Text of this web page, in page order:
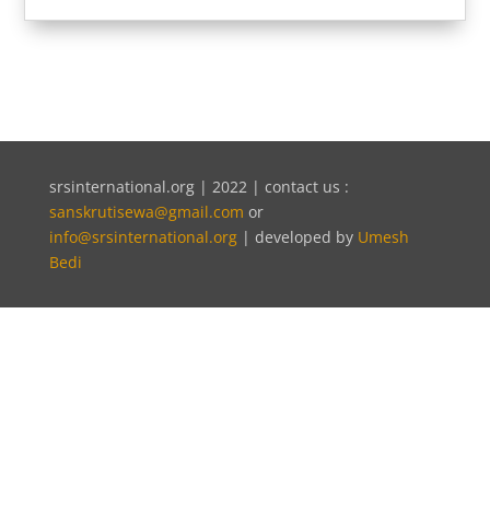
srsinternational.org | 2022 | contact us :
sanskrutisewa@gmail.com or
info@srsinternational.org| developed by Umesh
Bedi